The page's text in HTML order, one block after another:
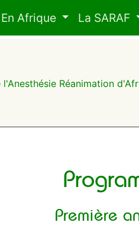
En Afrique La SARAF
l'Anesthésie Réanimation
Première